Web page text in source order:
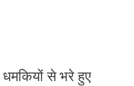
से भरे हुए